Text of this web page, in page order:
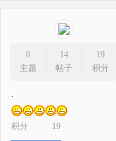
0
主题
14
帖子
19
积分
积分 19